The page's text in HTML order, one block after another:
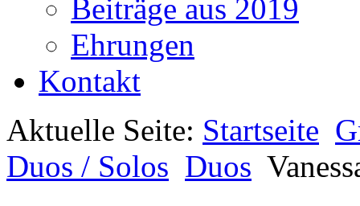
Beiträge aus 2019
Ehrungen
Kontakt
Aktuelle Seite: Startseite
Duos / Solos Duos